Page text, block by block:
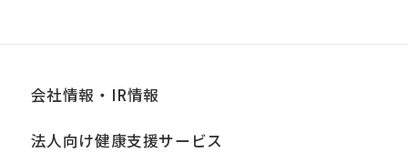
会社情報・IR情報
法人向け健康支援サービス